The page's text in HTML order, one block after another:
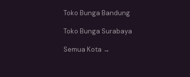
Toko Bunga Bandung
Toko Bunga Surabaya
Semua Kota →